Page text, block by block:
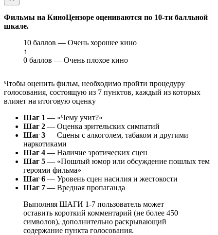
Фильмы на КиноЦензоре оцениваются по 10-ти балльной
шкале.
10 баллов — Очень хорошее кино
↑
0 баллов — Очень плохое кино
Чтобы оценить фильм, необходимо пройти процедуру
голосования, состоящую из 7 пунктов, каждый из которых
влияет на итоговую оценку
Шаг 1 — «Чему учит?»
Шаг 2 — Оценка зрительских симпатий
Шаг 3 — Сцены с алкоголем, табаком и другими
наркотиками
Шаг 4 — Наличие эротических сцен
Шаг 5 — «Пошлый юмор или обсуждение пошлых тем
героями фильма»
Шаг 6 — Уровень сцен насилия и жестокости
Шаг 7 — Вредная пропаганда
Выполняя ШАГИ 1-7 пользователь может
оставить короткий комментарий (не более 450
символов), дополнительно раскрывающий
содержание пункта голосования.